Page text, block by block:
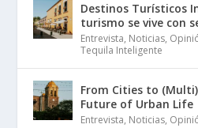
Destinos Turísticos
turismo se vive con
Entrevista, Noticias,
Tequila Inteligente
From Cities to
Future of Urban Life
Entrevista, Noticias,